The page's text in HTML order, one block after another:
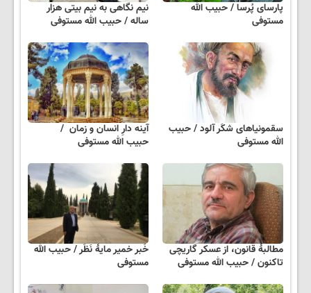
پارسای پُرسا / حبیب الله
مستوفی
نیم نگاهی به نیم بیتی هزار
ساله / حبیب الله مستوفی
سقمونیاهای شکَر آلود / حبیب
الله مستوفی
آینه دارِ انسان و زمان /
حبیب الله مستوفی
مطالبهٔ قانون، از عسکر گاریچی
تاکنون / حبیب الله مستوفی
خَبر خمیر مایهٔ نَظَر / حبیب الله
مستوفی